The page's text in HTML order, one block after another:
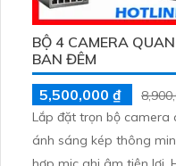
BỘ 4 CAMERA
BAN ĐÊM
5,500,000 ₫
Lắp đặt trọn bộ camera
ánh sáng kép thông